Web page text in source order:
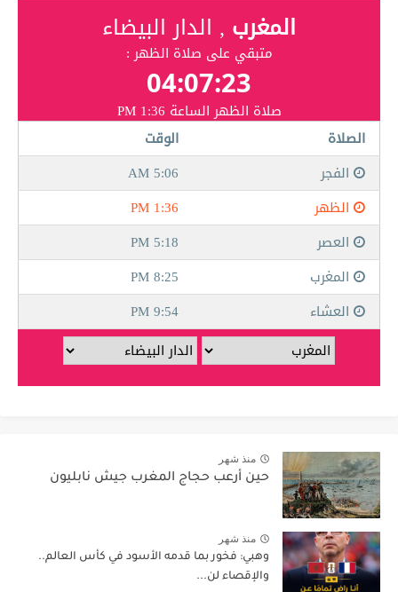
منذ شهر
حين أرعب حجاج المغرب جيش نابليون
منذ شهر
وهبي: فخور بما قدمه الأسود في كأس العالم..
والإقصاء لن...